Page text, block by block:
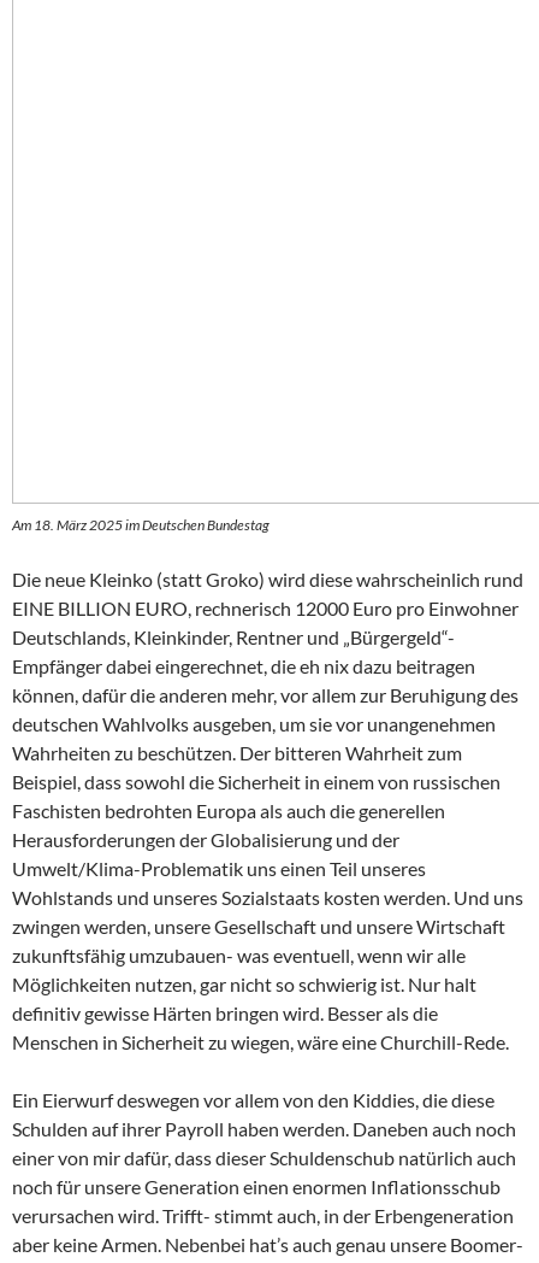
Am 18. März 2025 im Deutschen Bundestag
Die neue Kleinko (statt Groko) wird diese wahrscheinlich rund
EINE BILLION EURO, rechnerisch 12000 Euro pro Einwohner
Deutschlands, Kleinkinder, Rentner und „Bürgergeld“-
Empfänger dabei eingerechnet, die eh nix dazu beitragen
können, dafür die anderen mehr, vor allem zur Beruhigung des
deutschen Wahlvolks ausgeben, um sie vor unangenehmen
Wahrheiten zu beschützen. Der bitteren Wahrheit zum
Beispiel, dass sowohl die Sicherheit in einem von russischen
Faschisten bedrohten Europa als auch die generellen
Herausforderungen der Globalisierung und der
Umwelt/Klima-Problematik uns einen Teil unseres
Wohlstands und unseres Sozialstaats kosten werden. Und uns
zwingen werden, unsere Gesellschaft und unsere Wirtschaft
zukunftsfähig umzubauen- was eventuell, wenn wir alle
Möglichkeiten nutzen, gar nicht so schwierig ist. Nur halt
definitiv gewisse Härten bringen wird. Besser als die
Menschen in Sicherheit zu wiegen, wäre eine Churchill-Rede.
Ein Eierwurf deswegen vor allem von den Kiddies, die diese
Schulden auf ihrer Payroll haben werden. Daneben auch noch
einer von mir dafür, dass dieser Schuldenschub natürlich auch
noch für unsere Generation einen enormen Inflationsschub
verursachen wird. Trifft- stimmt auch, in der Erbengeneration
aber keine Armen. Nebenbei hat’s auch genau unsere Boomer-